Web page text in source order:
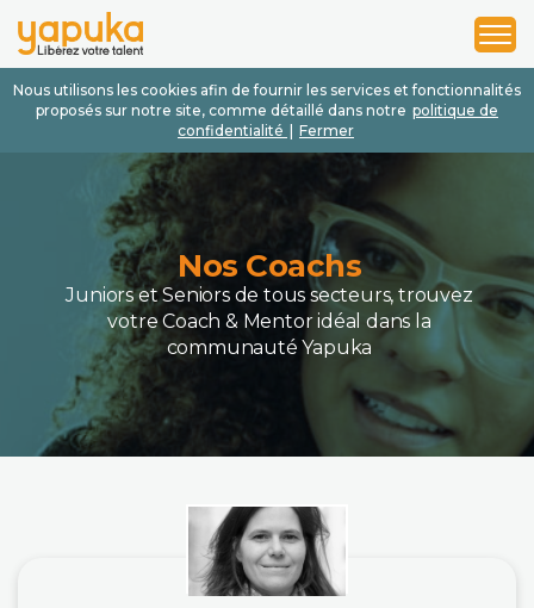
Nous utilisons les cookies afin de fournir les services et fonctionnalités
proposés sur notre site, comme détaillé dans notre politique de
confidentialité
Fermer
1
2
3
Nos Coachs
Juniors et Seniors de tous secteurs, trouvez
votre Coach & Mentor idéal dans la
communauté Yapuka